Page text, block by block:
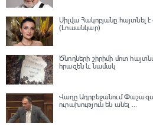
Սիլվա Հակոբյանը հայտնել
(Լուսանկար)
Ծնողների շիրիմի մոտ
հրազեն և նամակ
Վաղը Ադրբեջանում
ուրախություն են անել ...